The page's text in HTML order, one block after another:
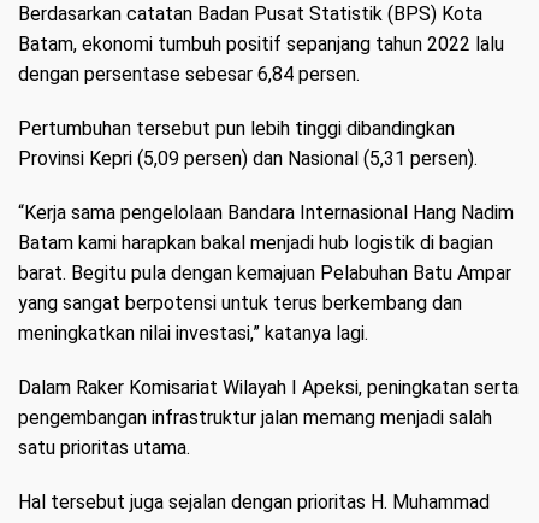
Berdasarkan catatan Badan Pusat Statistik (BPS) Kota
Batam, ekonomi tumbuh positif sepanjang tahun 2022 lalu
dengan persentase sebesar 6,84 persen.
Pertumbuhan tersebut pun lebih tinggi dibandingkan
Provinsi Kepri (5,09 persen) dan Nasional (5,31 persen).
“Kerja sama pengelolaan Bandara Internasional Hang Nadim
Batam kami harapkan bakal menjadi hub logistik di bagian
barat. Begitu pula dengan kemajuan Pelabuhan Batu Ampar
yang sangat berpotensi untuk terus berkembang dan
meningkatkan nilai investasi,” katanya lagi.
Dalam Raker Komisariat Wilayah I Apeksi, peningkatan serta
pengembangan infrastruktur jalan memang menjadi salah
satu prioritas utama.
Hal tersebut juga sejalan dengan prioritas H. Muhammad